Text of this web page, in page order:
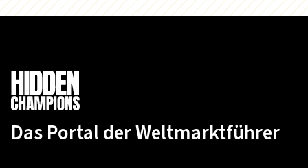
Das Portal der Weltmarktführer